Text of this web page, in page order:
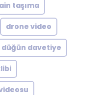
taşıma
drone video
düğün davetiye